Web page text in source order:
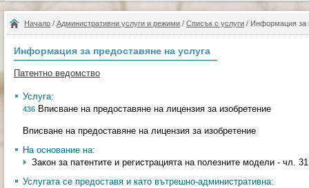
Начало / Административни услуги и режими / Списък с услуги / Информация за
Информация за предоставяне на услуга
Патентно ведомство
Услуга:
436 Вписване на предоставяне на лицензия за изобретение
Вписване на предоставяне на лицензия за изобретение
На основание на:
Закон за патентите и регистрацията на полезните модели - чл. 31
Услугата се предоставя и като вътрешно-административна: